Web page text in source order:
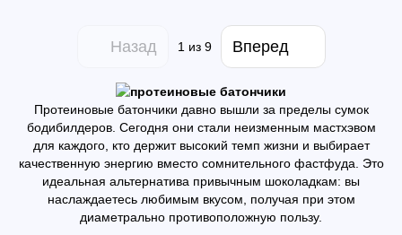
Назад 1 из 9 Вперед
Протеиновые батончики давно вышли за пределы сумок
бодибилдеров. Сегодня они стали неизменным мастхэвом
для каждого, кто держит высокий темп жизни и выбирает
качественную энергию вместо сомнительного фастфуда. Это
идеальная альтернатива привычным шоколадкам: вы
наслаждаетесь любимым вкусом, получая при этом
диаметрально противоположную пользу.